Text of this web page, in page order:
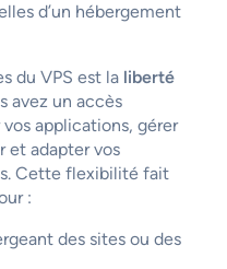
d’un hébergement
du VPS est la liberté
avez un accès
applications, gérer
et adapter vos
Cette flexibilité fait
:
des sites ou des